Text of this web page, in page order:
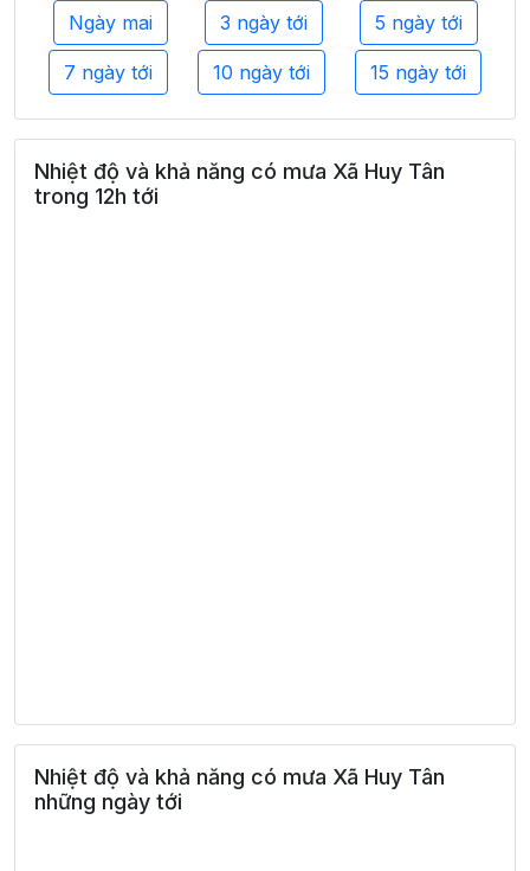
Ngày mai 3 ngày tới 5 ngày tới
7 ngày tới 10 ngày tới 15 ngày tới
Nhiệt độ và khả năng có mưa Xã Huy Tân
trong 12h tới
Nhiệt độ và khả năng có mưa Xã Huy Tân
những ngày tới